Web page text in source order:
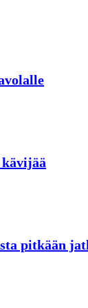
kävijää
pitkään